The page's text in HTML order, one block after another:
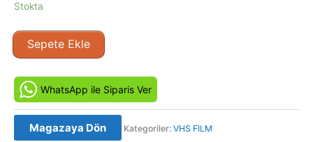
Stokta
Acımasız
Kurtarıcı
Ghetto
Blaster
(1989)
Orijinal
Sepete Ekle
WhatsApp ile Siparis Ver
Magazaya Dön Kategoriler: VHS FILM